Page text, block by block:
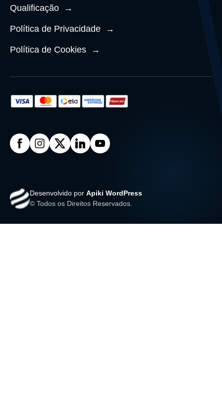
Qualificação →
Política de Privacidade →
Política de Cookies →
Desenvolvido por Apiki WordPress
© Todos os Direitos Reservados.